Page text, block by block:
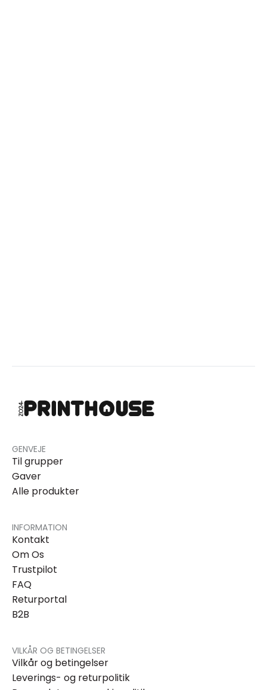
GENVEJE
Til grupper
Gaver
Alle produkter
INFORMATION
Kontakt
Om Os
Trustpilot
FAQ
Returportal
B2B
VILKÅR OG BETINGELSER
Vilkår og betingelser
Leverings- og returpolitik